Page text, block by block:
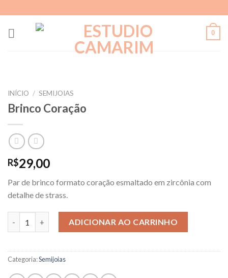
to
content
0
INÍCIO / SEMIJOIAS
Brinco Coração
R$29,00
Par de brinco formato coração esmaltado em zircônia com
detalhe de strass.
ADICIONAR AO CARRINHO
Categoria:Semijoias